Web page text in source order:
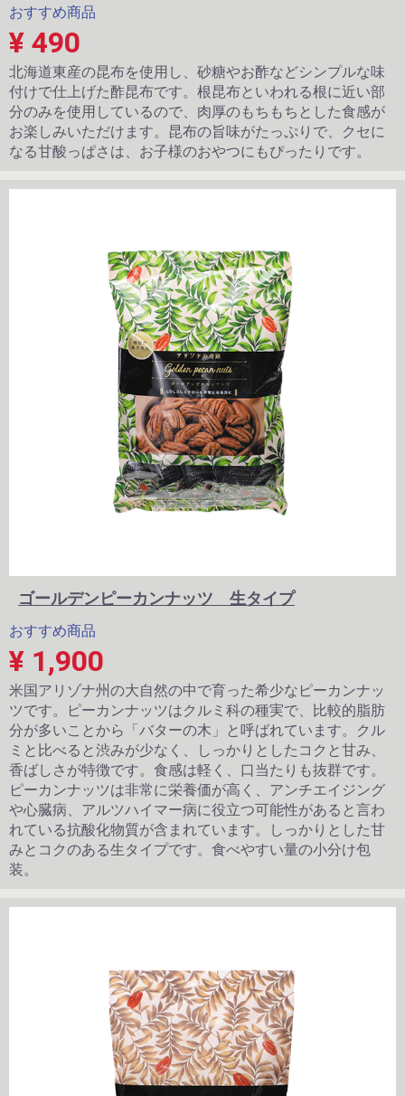
おすすめ商品
¥ 490
北海道東産の昆布を使用し、砂糖やお酢などシンプルな味
付けで仕上げた酢昆布です。根昆布といわれる根に近い部
分のみを使用しているので、肉厚のもちもちとした食感が
お楽しみいただけます。昆布の旨味がたっぷりで、クセに
なる甘酸っぱさは、お子様のおやつにもぴったりです。
ゴールデンピーカンナッツ 生タイプ
おすすめ商品
¥ 1,900
米国アリゾナ州の大自然の中で育った希少なピーカンナッ
ツです。ピーカンナッツはクルミ科の種実で、比較的脂肪
分が多いことから「バターの木」と呼ばれています。クル
ミと比べると渋みが少なく、しっかりとしたコクと甘み、
香ばしさが特徴です。食感は軽く、口当たりも抜群です。
ピーカンナッツは非常に栄養価が高く、アンチエイジング
や心臓病、アルツハイマー病に役立つ可能性があると言わ
れている抗酸化物質が含まれています。しっかりとした甘
みとコクのある生タイプです。食べやすい量の小分け包
装。